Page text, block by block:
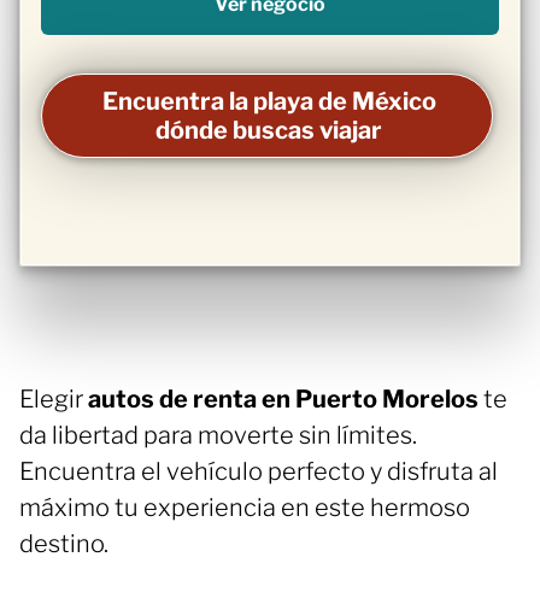
Ver negocio
Encuentra la playa de México
dónde buscas viajar
Elegirautos de renta en Puerto Morelos te
da libertad para moverte sin límites.
Encuentra el vehículo perfecto y disfruta al
máximo tu experiencia en este hermoso
destino.